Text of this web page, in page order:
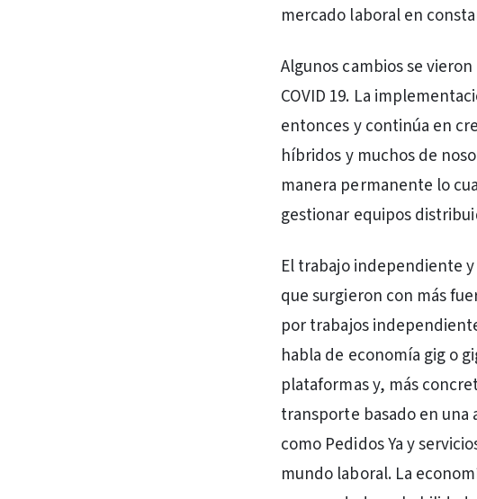
mercado laboral en
Algunos cambios se
COVID 19. La
entonces y continúa en
híbridos y muchos de
manera permanente lo
gestionar equipos
El trabajo independiente
que surgieron con más
por trabajos
habla de economía gig o
plataformas y, más
transporte basado en
como Pedidos Ya y
mundo laboral. La